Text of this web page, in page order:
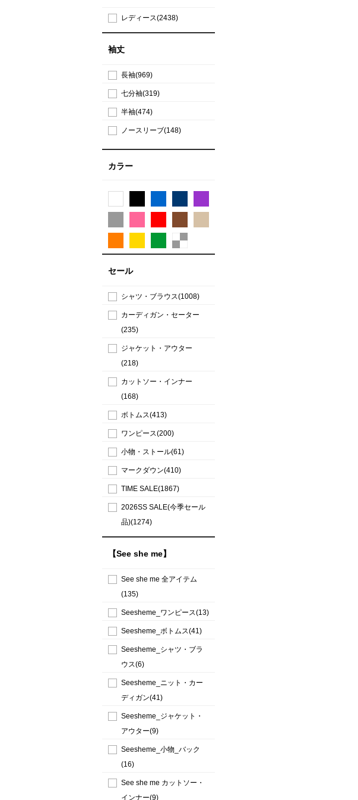
レディース(2438)
袖丈
長袖(969)
七分袖(319)
半袖(474)
ノースリーブ(148)
カラー
セール
シャツ・ブラウス(1008)
カーディガン・セーター
(235)
ジャケット・アウター
(218)
カットソー・インナー
(168)
ボトムス(413)
ワンピース(200)
小物・ストール(61)
マークダウン(410)
TIME SALE(1867)
2026SS SALE(今季セール
品)(1274)
【See she me】
See she me 全アイテム
(135)
Seesheme_ワンピース(13)
Seesheme_ボトムス(41)
Seesheme_シャツ・ブラ
ウス(6)
Seesheme_ニット・カー
ディガン(41)
Seesheme_ジャケット・
アウター(9)
Seesheme_小物_バック
(16)
See she me カットソー・
インナー(9)